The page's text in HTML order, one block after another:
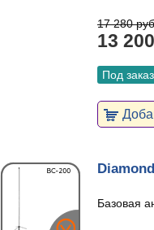
17 280
13
Под заказ
Базовая